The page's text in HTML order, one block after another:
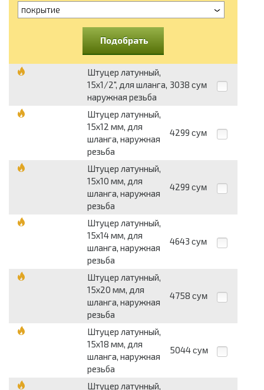
покрытие
Подобрать
Штуцер латунный,
15х1/2", для шланга,
наружная резьба
3038 сум
Штуцер латунный,
15х12 мм, для
шланга, наружная
резьба
4299 сум
Штуцер латунный,
15х10 мм, для
шланга, наружная
резьба
4299 сум
Штуцер латунный,
15х14 мм, для
шланга, наружная
резьба
4643 сум
Штуцер латунный,
15х20 мм, для
шланга, наружная
резьба
4758 сум
Штуцер латунный,
15х18 мм, для
шланга, наружная
резьба
5044 сум
Штуцер латунный,